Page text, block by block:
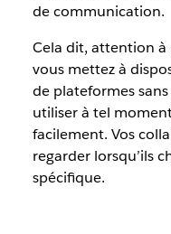
de communication.
Cela dit, attention à
vous mettez à
de plateformes
utiliser à tel
facilement. Vos
regarder lorsqu’ils
spécifique.